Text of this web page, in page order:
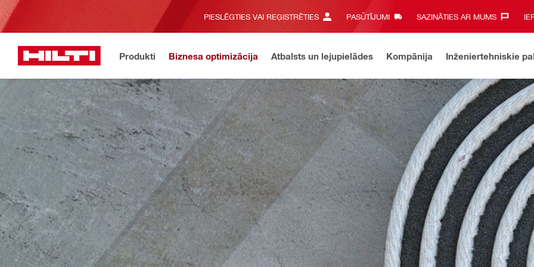
PIESLĒGTIES VAI REĢISTRĒTIES PASŪTĪJUMI SAZINĀTIES AR MUMS‎
Produkti Biznesa optimizācija Atbalsts un lejupielādes Kompānija Inženiertehniskie